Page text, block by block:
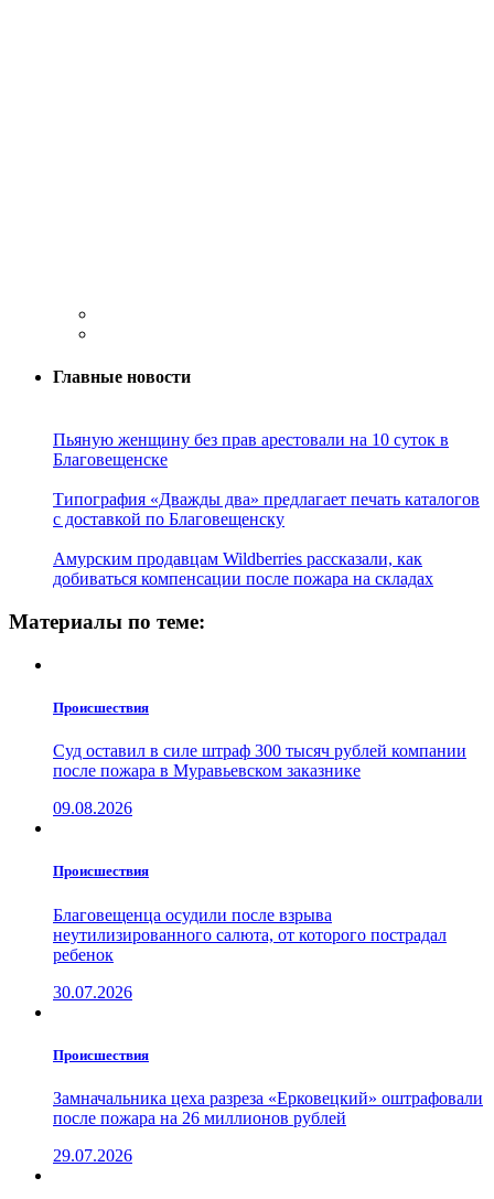
Главные новости
Пьяную женщину без прав арестовали на 10 суток в
Благовещенске
Типография «Дважды два» предлагает печать каталогов
с доставкой по Благовещенску
Амурским продавцам Wildberries рассказали, как
добиваться компенсации после пожара на складах
Материалы по теме:
Проиcшествия
Суд оставил в силе штраф 300 тысяч рублей компании
после пожара в Муравьевском заказнике
09.08.2026
Проиcшествия
Благовещенца осудили после взрыва
неутилизированного салюта, от которого пострадал
ребенок
30.07.2026
Проиcшествия
Замначальника цеха разреза «Ерковецкий» оштрафовали
после пожара на 26 миллионов рублей
29.07.2026